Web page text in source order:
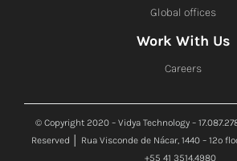
Global offices
Work With Us
Careers
© Copyright 2020 – Vidya Technology –
Reserved │ Rua Visconde de Nácar, 1440 – 12º
+55 41 3514.4980